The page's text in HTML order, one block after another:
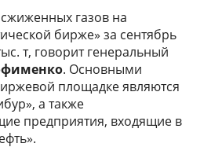
газов на
бирже» за сентябрь
т, говорит генеральный
. Основными
площадке являются
а также
предприятия, входящие в